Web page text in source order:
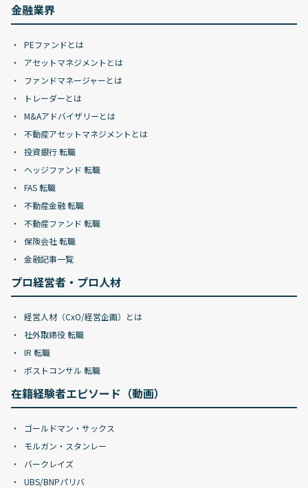
金融業界
PEファンドとは
アセットマネジメントとは
ファンドマネージャーとは
トレーダーとは
M&Aアドバイザリーとは
不動産アセットマネジメントとは
投資銀行 転職
ヘッジファンド 転職
FAS 転職
不動産金融 転職
不動産ファンド 転職
保険会社 転職
金融記事一覧
プロ経営者・プロ人材
経営人材（CxO/経営企画）とは
社外取締役 転職
IR 転職
ポストコンサル 転職
在籍経験者エピソード（動画）
ゴールドマン・サックス
モルガン・スタンレー
バークレイズ
UBS/BNPパリバ